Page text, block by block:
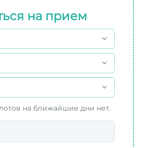
на прием
на ближайшие дни нет.